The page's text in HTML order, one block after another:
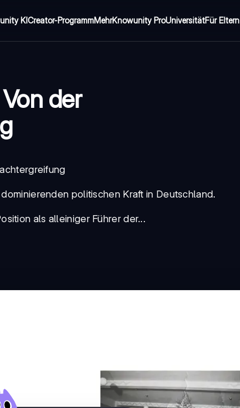
KICreator-ProgrammMehrKnowunity ProUniversitätFür Eltern
der
politischen Kraft in Deutschland.
als alleiniger Führer der...